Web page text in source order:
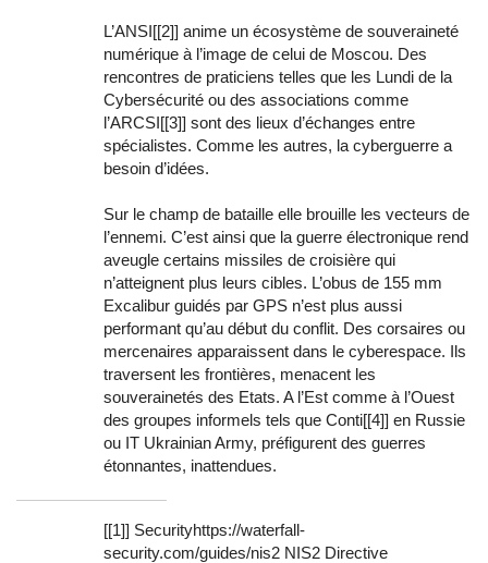
L’ANSI[[2]] anime un écosystème de souveraineté
numérique à l’image de celui de Moscou. Des
rencontres de praticiens telles que les Lundi de la
Cybersécurité ou des associations comme
l’ARCSI[[3]] sont des lieux d’échanges entre
spécialistes. Comme les autres, la cyberguerre a
besoin d’idées.
Sur le champ de bataille elle brouille les vecteurs de
l’ennemi. C’est ainsi que la guerre électronique rend
aveugle certains missiles de croisière qui
n’atteignent plus leurs cibles. L’obus de 155 mm
Excalibur guidés par GPS n’est plus aussi
performant qu’au début du conflit. Des corsaires ou
mercenaires apparaissent dans le cyberespace. Ils
traversent les frontières, menacent les
souverainetés des Etats. A l’Est comme à l’Ouest
des groupes informels tels que Conti[[4]] en Russie
ou IT Ukrainian Army, préfigurent des guerres
étonnantes, inattendues.
[[1]] Securityhttps://waterfall-
security.com/guides/nis2 NIS2 Directive